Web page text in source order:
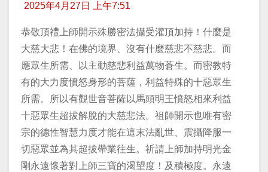
2025年4月27日 上午7:51
恭敬頂禮上師開示殊勝密法攝受灌頂加持！什麼是
大慈大悲！在佛的境界、沒有什麼慈悲不慈悲。而
應眾生所需、以主動慈悲利益萬物蒼生。而密教特
有的大力度憤怒身形的菩薩，利益特殊的十惡眾生
所需。所以有觀世音菩薩以馬頭明王憤怒相來利益
十惡眾生超拔解脫的大慈悲法。祖師開示也唯有密
宗的德性智慧力度才能在這末法亂世、震攝降服一
切惡眾並為其超拔帶業往生。祈請上師加持明光金
剛永遠懷著對上師三寶的渴望度！及積極度。永遠